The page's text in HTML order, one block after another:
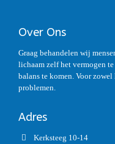
Over Ons
Graag behandelen wij
lichaam zelf het vermogen
balans te komen. Voor
problemen.
Adres
Kerksteeg 10-14